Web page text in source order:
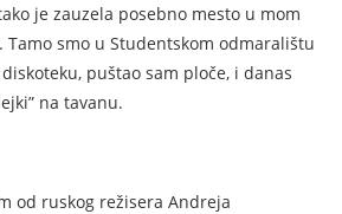
je zauzela posebno mesto u mom
smo u Studentskom odmaralištu
puštao sam ploče, i danas
na tavanu.
od ruskog režisera Andreja